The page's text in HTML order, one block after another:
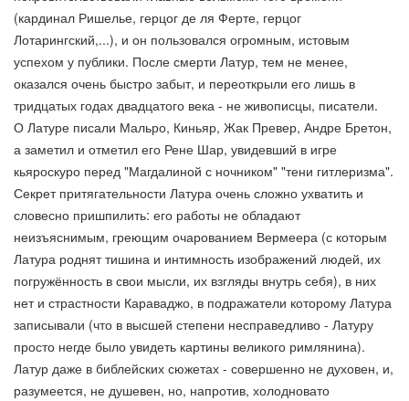
(кардинал Ришелье, герцог де ля Ферте, герцог
Лотарингский,...), и он пользовался огромным, истовым
успехом у публики. После смерти Латур, тем не менее,
оказался очень быстро забыт, и переоткрыли его лишь в
тридцатых годах двадцатого века - не живописцы, писатели.
О Латуре писали Мальро, Киньяр, Жак Превер, Андре Бретон,
а заметил и отметил его Рене Шар, увидевший в игре
кьяроскуро перед "Магдалиной с ночником" "тени гитлеризма".
Секрет притягательности Латура очень сложно ухватить и
словесно пришпилить: его работы не обладают
неизъяснимым, греющим очарованием Вермеера (с которым
Латура роднят тишина и интимность изображений людей, их
погружённость в свои мысли, их взгляды внутрь себя), в них
нет и страстности Караваджо, в подражатели которому Латура
записывали (что в высшей степени несправедливо - Латуру
просто негде было увидеть картины великого римлянина).
Латур даже в библейских сюжетах - совершенно не духовен, и,
разумеется, не душевен, но, напротив, холодновато